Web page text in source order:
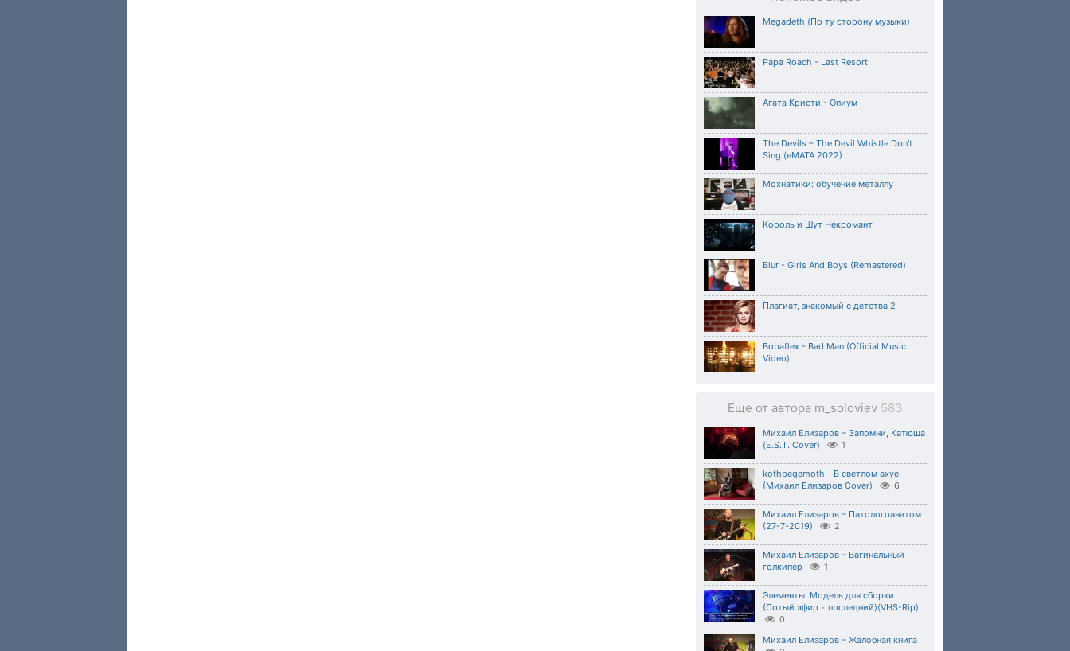
Megadeth (По ту сторону музыки)
Papa Roach - Last Resort
Агата Кристи - Опиум
The Devils – The Devil Whistle Don't
Sing (eMATA 2022)
Мохнатики: обучение металлу
Король и Шут Некромант
Blur - Girls And Boys (Remastered)
Плагиат, знакомый с детства 2
Bobaflex - Bad Man (Official Music
Video)
Еще от автора m_soloviev 583
Михаил Елизаров – Запомни, Катюша
(E.S.T. Cover)
1
kothbegemoth - В светлом ахуе
(Михаил Елизаров Cover)
6
Михаил Елизаров – Патологоанатом
(27-7-2019)
2
Михаил Елизаров – Вагинальный
голкипер
1
Элементы: Модель для сборки
(Сотый эфир ٠ последний)(VHS-Rip)
0
Михаил Елизаров – Жалобная книга